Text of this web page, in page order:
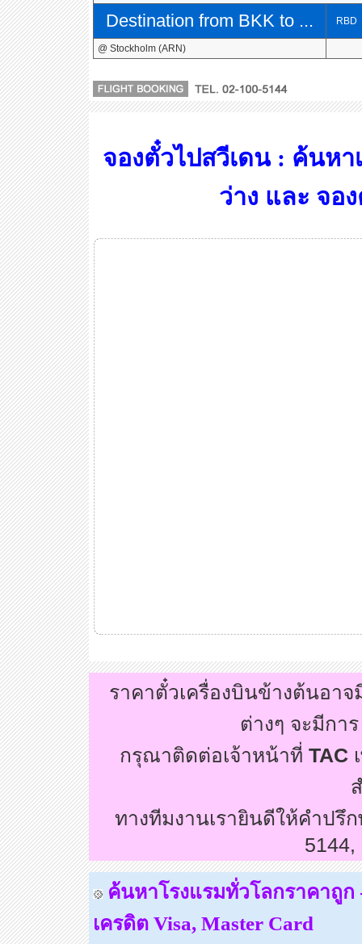
Destination from BKK to ...
RBD
@ Stockholm (ARN)
จองตั๋วไปสวีเดน : ค้นห
ว่าง และ จอ
ราคาตั๋วเครื่องบินข้างต้นอา
ต่างๆ จะมีกา
กรุณาติดต่อเจ้าหน้าที่ TAC
ทางทีมงานเรายินดีให้คำปรึ
5144,
ค้นหาโรงแรมทั่วโลกราคาถู
เครดิต Visa, Master Card